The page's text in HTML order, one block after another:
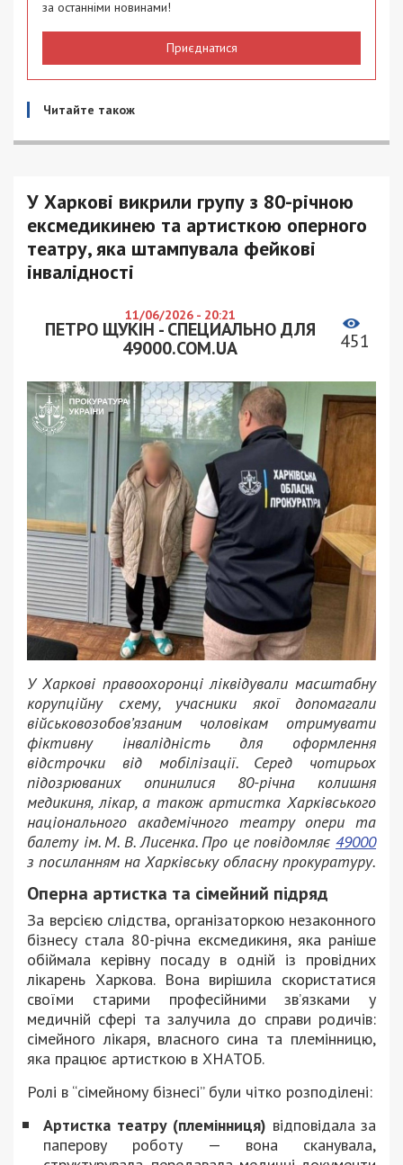
за останніми новинами!
Приєднатися
Читайте також
У Харкові викрили групу з 80-річною
ексмедикинею та артисткою оперного
театру, яка штампувала фейкові
інвалідності
11/06/2026 - 20:21
ПЕТРО ЩУКІН - СПЕЦИАЛЬНО ДЛЯ
49000.COM.UA
451
У Харкові правоохоронці ліквідували масштабну
корупційну схему, учасники якої допомагали
військовозобов’язаним чоловікам отримувати
фіктивну інвалідність для оформлення
відстрочки від мобілізації. Серед чотирьох
підозрюваних опинилися 80-річна колишня
медикиня, лікар, а також артистка Харківського
національного академічного театру опери та
балету ім. М. В. Лисенка. Про це повідомляє 49000
з посиланням на Харківську обласну прокуратуру.
Оперна артистка та сімейний підряд
За версією слідства, організаторкою незаконного
бізнесу стала 80-річна ексмедикиня, яка раніше
обіймала керівну посаду в одній із провідних
лікарень Харкова. Вона вирішила скористатися
своїми старими професійними зв’язками у
медичній сфері та залучила до справи родичів:
сімейного лікаря, власного сина та племінницю,
яка працює артисткою в ХНАТОБ.
Ролі в “сімейному бізнесі” були чітко розподілені:
Артистка театру (племінниця) відповідала за
паперову роботу — вона сканувала,